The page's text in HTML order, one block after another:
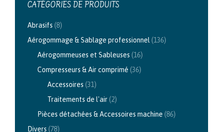
CATÉGORIES DE PRODUITS
Abrasifs (8)
Aérogommage & Sablage professionnel(136)
Aérogommeuses et Sableuses (16)
Compresseurs & Air comprimé (36)
Accessoires (31)
Traitements de l'air(2)
Pièces détachées & Accessoires machine (86)
Divers (78)